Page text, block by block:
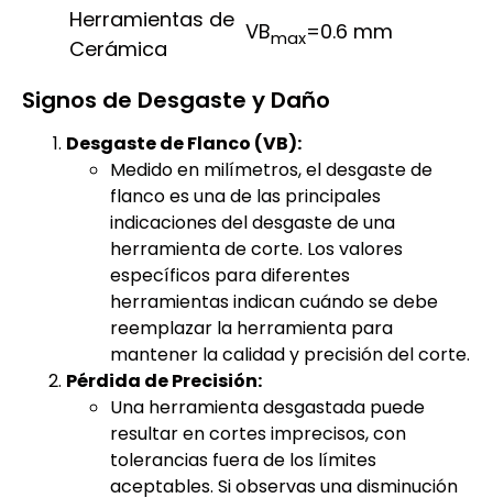
Herramientas de
Cerámica
VBmax=0.6 mm
Signos de Desgaste y Daño
Desgaste de Flanco (VB):
Medido en milímetros, el desgaste de
flanco es una de las principales
indicaciones del desgaste de una
herramienta de corte. Los valores
específicos para diferentes
herramientas indican cuándo se debe
reemplazar la herramienta para
mantener la calidad y precisión del corte.
Pérdida de Precisión:
Una herramienta desgastada puede
resultar en cortes imprecisos, con
tolerancias fuera de los límites
aceptables. Si observas una disminución